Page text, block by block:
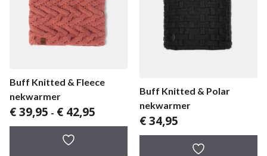
Buff Knitted & Fleece
nekwarmer
€39,95 - € 42,95 Prijsklasse:
Buff Knitted & Polar
nekwarmer
€34,95